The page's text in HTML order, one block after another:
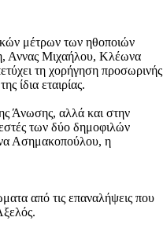
μέτρων των ηθοποιών
Αννας Μιχαήλου, Κλέωνα
τη χορήγηση προσωρινής
ίδια εταιρίας.
Άνωσης, αλλά και στην
των δύο δημοφιλών
Ασημακοπούλου, η
από τις επαναλήψεις που